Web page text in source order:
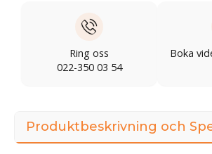
Ring oss
022-350 03 54
Boka
Produktbeskrivning och